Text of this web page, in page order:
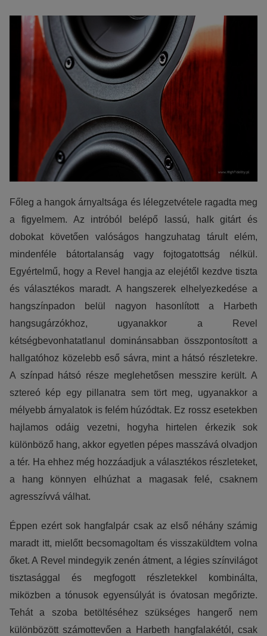
Főleg a hangok árnyaltsága és lélegzetvétele ragadta meg
a figyelmem. Az intróból belépő lassú, halk gitárt és
dobokat követően valóságos hangzuhatag tárult elém,
mindenféle bátortalanság vagy fojtogatottság nélkül.
Egyértelmű, hogy a Revel hangja az elejétől kezdve tiszta
és választékos maradt. A hangszerek elhelyezkedése a
hangszínpadon belül nagyon hasonlított a Harbeth
hangsugárzókhoz, ugyanakkor a Revel
kétségbevonhatatlanul dominánsabban összpontosított a
hallgatóhoz közelebb eső sávra, mint a hátsó részletekre.
A színpad hátsó része meglehetősen messzire került. A
sztereó kép egy pillanatra sem tört meg, ugyanakkor a
mélyebb árnyalatok is felém húzódtak. Ez rossz esetekben
hajlamos odáig vezetni, hogyha hirtelen érkezik sok
különböző hang, akkor egyetlen pépes masszává olvadjon
a tér. Ha ehhez még hozzáadjuk a választékos részleteket,
a hang könnyen elhúzhat a magasak felé, csaknem
agresszívvá válhat.
Éppen ezért sok hangfalpár csak az első néhány számig
maradt itt, mielőtt becsomagoltam és visszaküldtem volna
őket. A Revel mindegyik zenén átment, a légies színvilágot
tisztasággal és megfogott részletekkel kombinálta,
miközben a tónusok egyensúlyát is óvatosan megőrizte.
Tehát a szoba betöltéséhez szükséges hangerő nem
különbözött számottevően a Harbeth hangfalakétól, csak